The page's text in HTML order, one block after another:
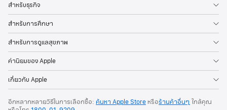
สำหรับธุรกิจ
สำหรับการศึกษา
สำหรับการดูแลสุขภาพ
ค่านิยมของ Apple
เกี่ยวกับ Apple
อีกหลากหลายวิธีในการเลือกซื้อ: ค้นหา Apple Store หรือร้านค้าอื่นๆ ใกล้คุณ